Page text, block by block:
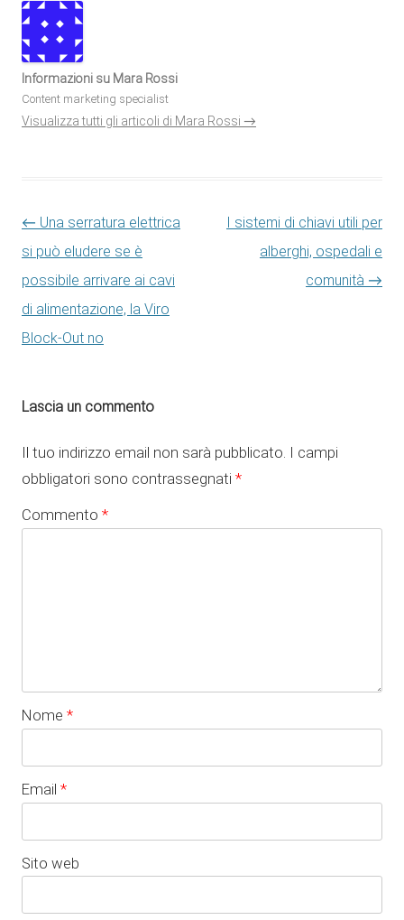
Informazioni su Mara Rossi
Content marketing specialist
Visualizza tutti gli articoli di Mara Rossi →
Navigazione articolo
← Una serratura elettrica
si può eludere se è
possibile arrivare ai cavi
di alimentazione, la Viro
Block-Out no
I sistemi di chiavi utili per
alberghi, ospedali e
comunità →
Lascia un commento
Il tuo indirizzo email non sarà pubblicato. I campi
obbligatori sono contrassegnati *
Commento *
Nome *
Email *
Sito web